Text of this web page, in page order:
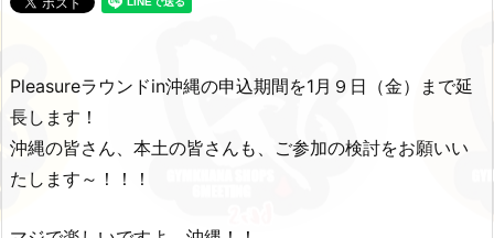
Pleasureラウンドin沖縄の申込期間を1月９日（金）まで延
長します！
沖縄の皆さん、本土の皆さんも、ご参加の検討をお願いい
たします～！！！